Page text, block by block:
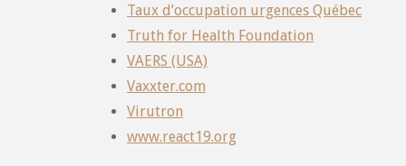
Taux d’occupation urgences Québec
Truth for Health Foundation
VAERS (USA)
Vaxxter.com
Virutron
www.react19.org